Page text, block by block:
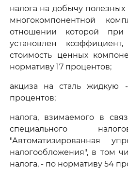
налога на добычу
многокомпонентной
отношении которой при
установлен
стоимость ценных
нормативу 17 процентов;
акциза на сталь жидкую
процентов;
налога, взимаемого в
специального
"Автоматизированная
налогообложения", в том
налога, - по нормативу 54